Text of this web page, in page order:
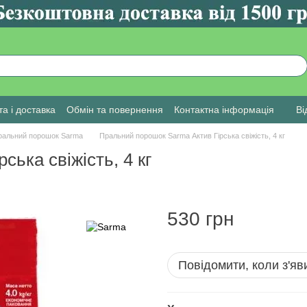
і доставка Обмін та повернення Контактна інформація
порошок Sarma Пральний порошок Sarma Актив Гірська свіжість, 4 кг
свіжість, 4 кг
530 грн
Повідомити, коли